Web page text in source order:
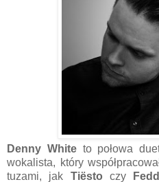
Denny Whiteto połowa
wokalista, który
tuzami, jak Tiësto czy